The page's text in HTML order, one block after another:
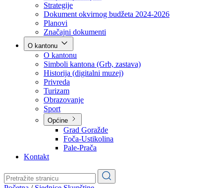
Poslovnik
Program rada Vlade
Ekspoze premijera
Strategije
Dokument okvirnog budžeta 2024-2026
Planovi
Značajni dokumenti
O kantonu
O kantonu
Simboli kantona (Grb, zastava)
Historija (digitalni muzej)
Privreda
Turizam
Obrazovanje
Općine
Pale-Prača
Kontakt